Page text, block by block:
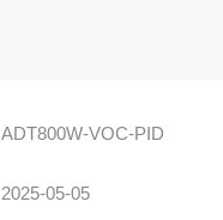
ADT800W-VOC-PID
2025-05-05